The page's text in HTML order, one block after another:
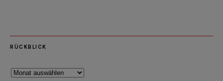
RÜCKBLICK
Rückblick